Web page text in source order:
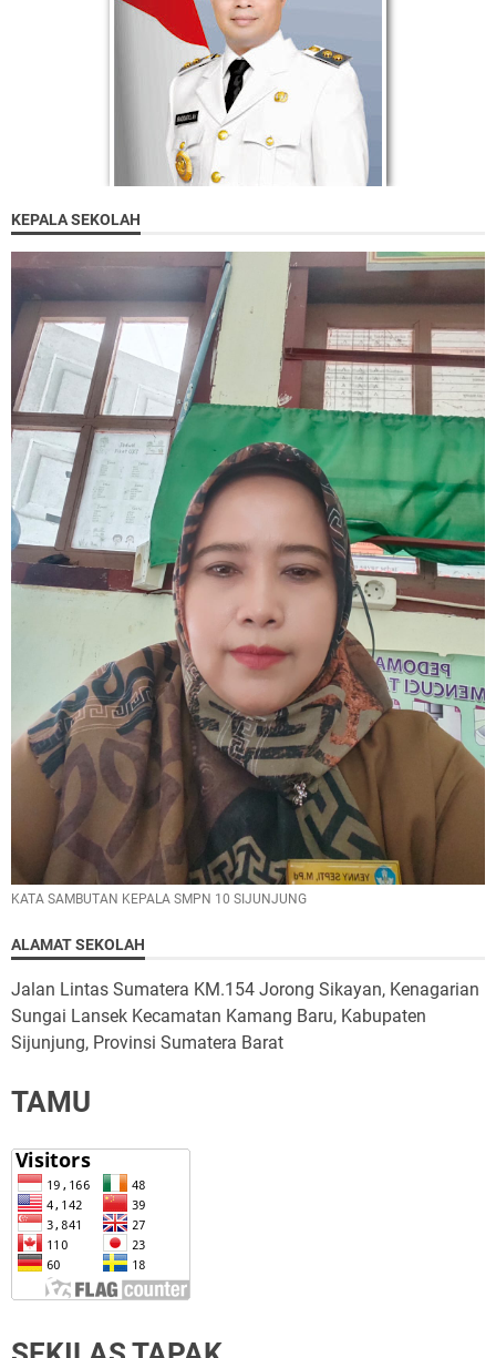
KEPALA SEKOLAH
KATA SAMBUTAN KEPALA SMPN 10 SIJUNJUNG
ALAMAT SEKOLAH
Jalan Lintas Sumatera KM.154 Jorong Sikayan, Kenagarian
Sungai Lansek Kecamatan Kamang Baru, Kabupaten
Sijunjung, Provinsi Sumatera Barat
TAMU